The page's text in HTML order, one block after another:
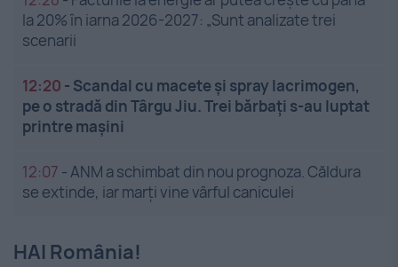
la 20% în iarna 2026-2027: „Sunt analizate trei
scenarii
12:20 - Scandal cu macete și spray lacrimogen,
pe o stradă din Târgu Jiu. Trei bărbați s-au luptat
printre mașini
12:07 -ANM a schimbat din nou prognoza. Căldura
se extinde, iar marți vine vârful caniculei
HAI România!